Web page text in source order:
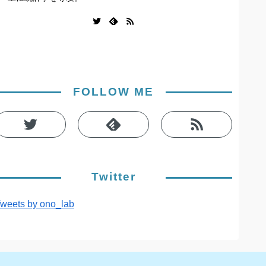
FOLLOW ME
Twitter
by ono_lab